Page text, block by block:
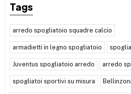
Tags
arredo spogliatoio squadre calcio
armadietti in legno spogliatoio
Juventus spogliatoio arredo arredo
spogliatoi sportivi su misura